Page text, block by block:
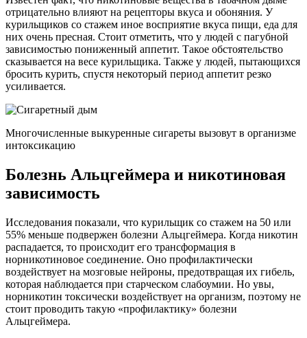
отрицательно влияют на рецепторы вкуса и обоняния. У
курильщиков со стажем иное восприятие вкуса пищи, еда для
них очень пресная. Стоит отметить, что у людей с пагубной
зависимостью пониженный аппетит. Такое обстоятельство
сказывается на весе курильщика. Также у людей, пытающихся
бросить курить, спустя некоторый период аппетит резко
усиливается.
Многочисленные выкуренные сигареты вызовут в организме
интоксикацию
Болезнь Альцгеймера и никотиновая
зависимость
Исследования показали, что курильщик со стажем на 50 или
55% меньше подвержен болезни Альцгеймера. Когда никотин
распадается, то происходит его трансформация в
норникотиновое соединение. Оно профилактически
воздействует на мозговые нейроны, предотвращая их гибель,
которая наблюдается при старческом слабоумии. Но увы,
норникотин токсически воздействует на организм, поэтому не
стоит проводить такую «профилактику» болезни
Альцгеймера.